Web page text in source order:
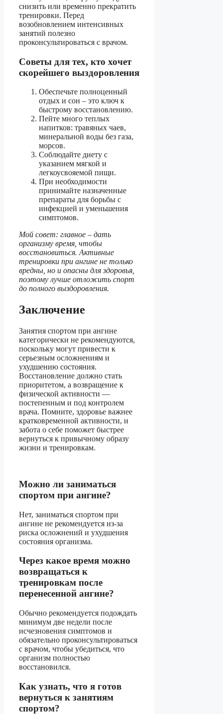
снизить или временно прекратить
тренировки. Перед
возобновлением интенсивных
занятий полезно
проконсультироваться с врачом.
Советы для тех, кто хочет
скорейшего выздоровления
Обеспечьте полноценный
отдых и сон – это ключ к
быстрому восстановлению.
Пейте много теплых
напитков: травяных чаев,
минеральной воды без газа,
морсов.
Соблюдайте диету с
указанием мягкой и
легкоусвояемой пищи.
При необходимости
принимайте назначенные
препараты для борьбы с
инфекцией и уменьшения
симптомов.
Мой совет: главное – дать
организму время, чтобы
восстановиться. Активные
тренировки при ангине не только
вредны, но и опасны для здоровья,
поэтому лучше отложить спорт
до полного выздоровления.
Заключение
Занятия спортом при ангине
категорически не рекомендуются,
поскольку могут привести к
серьезным осложнениям и
ухудшению состояния.
Восстановление должно стать
приоритетом, а возвращение к
физической активности —
постепенным и под контролем
врача. Помните, здоровье важнее
кратковременной активности, и
забота о себе поможет быстрее
вернуться к привычному образу
жизни и тренировкам.
Можно ли заниматься
спортом при ангине?
Нет, заниматься спортом при
ангине не рекомендуется из-за
риска осложнений и ухудшения
состояния организма.
Через какое время можно
возвращаться к
тренировкам после
перенесенной ангине?
Обычно рекомендуется подождать
минимум две недели после
исчезновения симптомов и
обязательно проконсультироваться
с врачом, чтобы убедиться, что
организм полностью
восстановился.
Как узнать, что я готов
вернуться к занятиям
спортом?